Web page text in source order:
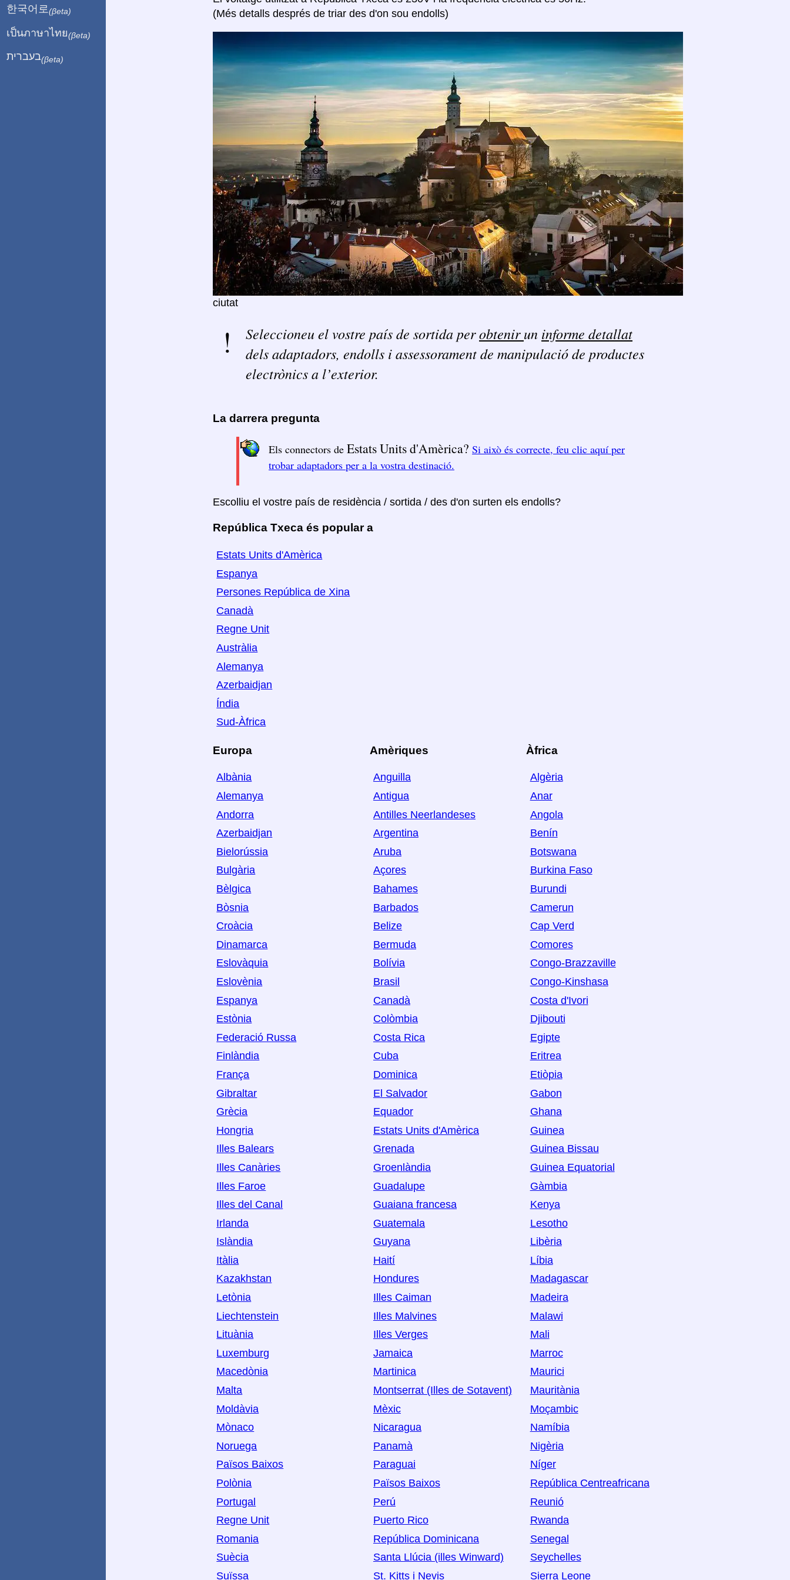
(Més detalls després de triar des d'on sou endolls)
ciutat
Seleccioneu el vostre país de sortida perobtenirun informe detallat
dels adaptadors, endolls i assessorament de manipulació de productes
electrònics a l’exterior.
La darrera pregunta
Els connectors de Estats Units d'Amèrica? Si això és correcte, feu clic aquí per
trobar adaptadors per a la vostra destinació.
Escolliu el vostre país de residència / sortida / des d'on surten els endolls?
República Txeca és popular a
Estats Units d'Amèrica
Espanya
Persones República de Xina
Canadà
Regne Unit
Austràlia
Alemanya
Azerbaidjan
Índia
Sud-Àfrica
Europa
Albània
Alemanya
Andorra
Azerbaidjan
Bielorússia
Bulgària
Bèlgica
Bòsnia
Croàcia
Dinamarca
Eslovàquia
Eslovènia
Espanya
Estònia
Federació Russa
Finlàndia
França
Gibraltar
Grècia
Hongria
Illes Balears
Illes Canàries
Illes Faroe
Illes del Canal
Irlanda
Islàndia
Itàlia
Kazakhstan
Letònia
Liechtenstein
Lituània
Luxemburg
Macedònia
Malta
Moldàvia
Mònaco
Noruega
Països Baixos
Polònia
Portugal
Regne Unit
Romania
Suècia
Suïssa
Amèriques
Anguilla
Antigua
Antilles Neerlandeses
Argentina
Aruba
Açores
Bahames
Barbados
Belize
Bermuda
Bolívia
Brasil
Canadà
Colòmbia
Costa Rica
Cuba
Dominica
El Salvador
Equador
Estats Units d'Amèrica
Grenada
Groenlàndia
Guadalupe
Guaiana francesa
Guatemala
Guyana
Haití
Hondures
Illes Caiman
Illes Malvines
Illes Verges
Jamaica
Martinica
Montserrat (Illes de Sotavent)
Mèxic
Nicaragua
Panamà
Paraguai
Països Baixos
Perú
Puerto Rico
República Dominicana
Santa Llúcia (illes Winward)
St. Kitts i Nevis
Àfrica
Algèria
Anar
Angola
Benín
Botswana
Burkina Faso
Burundi
Camerun
Cap Verd
Comores
Congo-Brazzaville
Congo-Kinshasa
Costa d'Ivori
Djibouti
Egipte
Eritrea
Etiòpia
Gabon
Ghana
Guinea
Guinea Bissau
Guinea Equatorial
Gàmbia
Kenya
Lesotho
Libèria
Líbia
Madagascar
Madeira
Malawi
Mali
Marroc
Maurici
Mauritània
Moçambic
Namíbia
Nigèria
Níger
República Centreafricana
Reunió
Rwanda
Senegal
Seychelles
Sierra Leone
한국어로 (βeta)
เป็นภาษาไทย(βeta)
בעברית(βeta)